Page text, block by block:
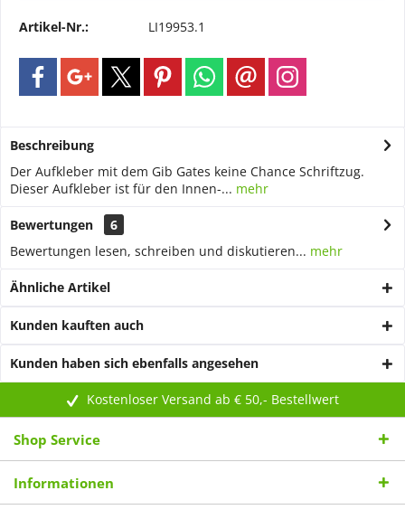
Artikel-Nr.: LI19953.1
Beschreibung
Der Aufkleber mit dem Gib Gates keine Chance Schriftzug.
Dieser Aufkleber ist für den Innen-... mehr
Bewertungen
6
Bewertungen lesen, schreiben und diskutieren... mehr
Ähnliche Artikel
Kunden kauften auch
Kunden haben sich ebenfalls angesehen
Kostenloser Versand ab € 50,- Bestellwert
Shop Service
Informationen